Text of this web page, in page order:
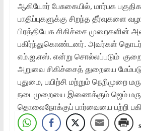
ஆகியோர் பேசுகையில், மார்பக
பாதிப்புகளுக்கு சிறந்த தீர்வுகளை
பிரத்தியேக சிகிச்சை முறைகளின்
பகிர்ந்துகொண்டனர். அவர்கள்
எம்.ஐ.எஸ். என்று சொல்லப்படும்
அறுவை சிகிச்சைத் துறையை
புதுமை, பயிற்சி மற்றும் நெறிமுறை
நடைமுறையை இணைக்கும் ஜெம்
தொலைநோக்குப் பார்வையை பற்றி